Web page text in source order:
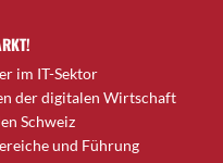
im IT-Sektor
der digitalen Wirtschaft
Schweiz
und Führung